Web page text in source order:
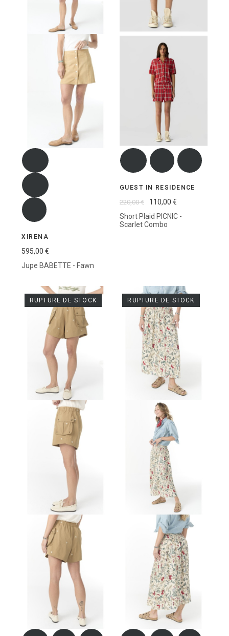
XIRENA
Jupe BABETTE - Fawn
595,00 €
GUEST IN RESIDENCE
Short Plaid PICNIC -
Scarlet Combo
220,00 € 110,00 €
RUPTURE DE STOCK RUPTURE DE STOCK